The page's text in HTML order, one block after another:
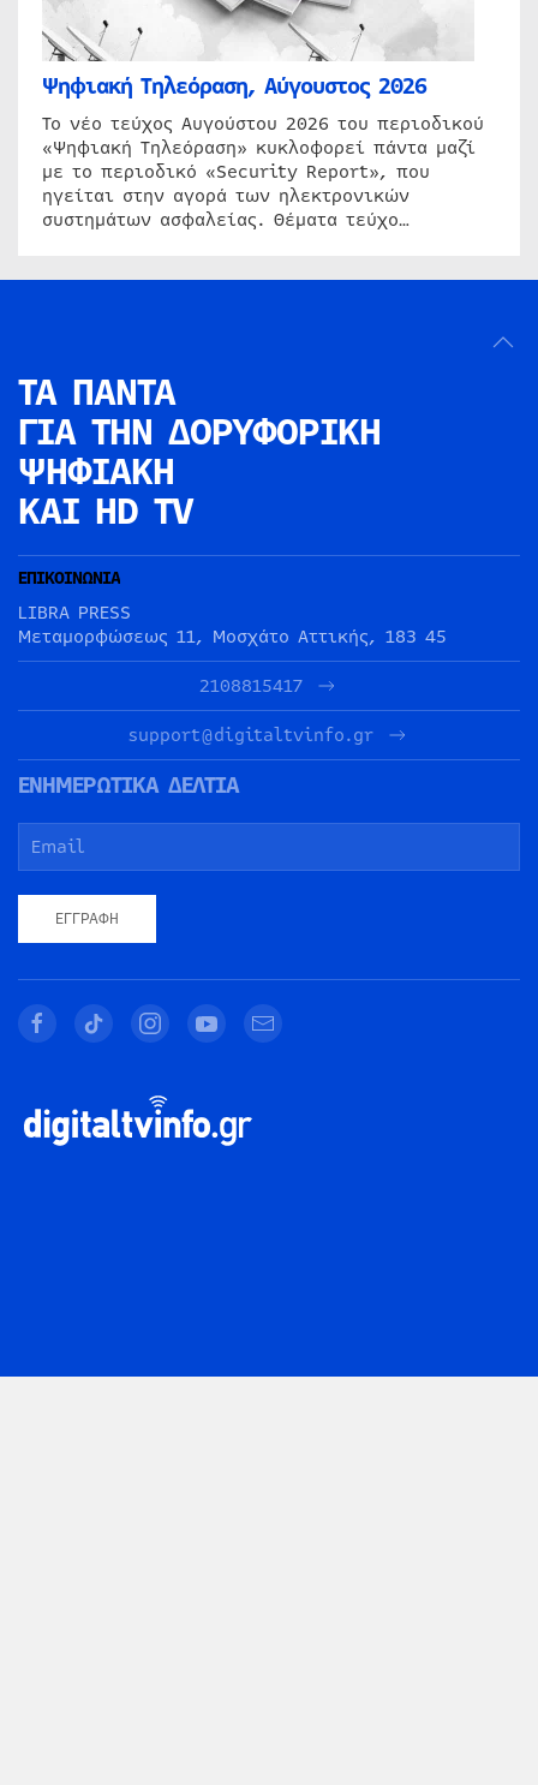
Ψηφιακή Τηλεόραση, Αύγουστος 2026
Το νέο τεύχος Αυγούστου 2026 του περιοδικού
«Ψηφιακή Τηλεόραση» κυκλοφορεί πάντα μαζί
με το περιοδικό «Security Report», που
ηγείται στην αγορά των ηλεκτρονικών
συστημάτων ασφαλείας. Θέματα τεύχο…
ΤΑ ΠΑΝΤΑ
ΓΙΑ ΤΗΝ ΔΟΡΥΦΟΡΙΚΗ
ΨΗΦΙΑΚΗ
ΚΑΙ HD TV
ΕΠΙΚΟΙΝΩΝΙΑ
LIBRA PRESS
Μεταμορφώσεως 11, Μοσχάτο Αττικής, 183 45
2108815417
support@digitaltvinfo.gr
ΕΝΗΜΕΡΩΤΙΚΑ ΔΕΛΤΙΑ
ΕΓΓΡΑΦΉ